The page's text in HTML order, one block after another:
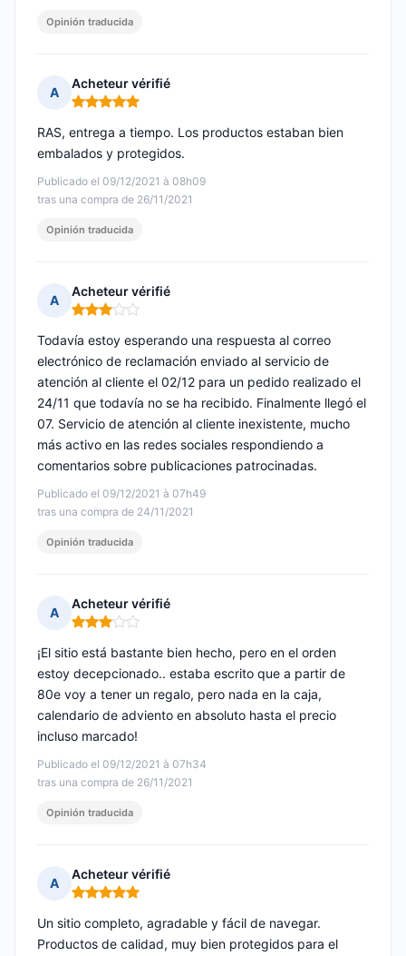
Opinión traducida
A
Acheteur vérifié
Nota: 5 de 5
Publicado el 09/12/2021 à 08h09
tras una compra de 26/11/2021
RAS, entrega a tiempo. Los productos estaban bien
embalados y protegidos.
Opinión traducida
A
Acheteur vérifié
Nota: 3 de 5
Publicado el 09/12/2021 à 07h49
tras una compra de 24/11/2021
Todavía estoy esperando una respuesta al correo
electrónico de reclamación enviado al servicio de
atención al cliente el 02/12 para un pedido realizado el
24/11 que todavía no se ha recibido. Finalmente llegó el
07. Servicio de atención al cliente inexistente, mucho
más activo en las redes sociales respondiendo a
comentarios sobre publicaciones patrocinadas.
Opinión traducida
A
Acheteur vérifié
Nota: 3 de 5
Publicado el 09/12/2021 à 07h34
tras una compra de 26/11/2021
¡El sitio está bastante bien hecho, pero en el orden
estoy decepcionado.. estaba escrito que a partir de
80e voy a tener un regalo, pero nada en la caja,
calendario de adviento en absoluto hasta el precio
incluso marcado!
Opinión traducida
A
Acheteur vérifié
Nota: 5 de 5
Un sitio completo, agradable y fácil de navegar.
Productos de calidad, muy bien protegidos para el